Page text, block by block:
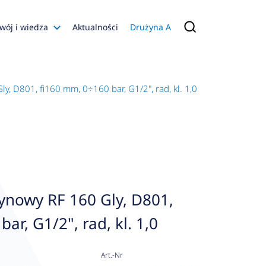
i wiedza
Konfiguratory
Aktualności Drużyna A
D801, fi160 mm, 0÷160 bar, G1/2", rad, kl. 1,0
RF 160 Gly, D801,
G1/2", rad, kl. 1,0
Art.-Nr